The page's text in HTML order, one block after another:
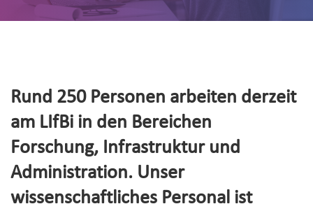
Rund 250 Personen arbeiten derzeit
am LIfBi in den Bereichen
Forschung, Infrastruktur und
Administration. Unser
wissenschaftliches Personal ist